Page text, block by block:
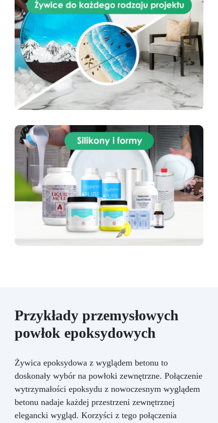
Przykłady przemysłowych
powłok epoksydowych
Żywica epoksydowa z wyglądem betonu to
doskonały wybór na powłoki zewnętrzne. Połączenie
wytrzymałości epoksydu z nowoczesnym wyglądem
betonu nadaje każdej przestrzeni zewnętrznej
elegancki wygląd. Korzyści z tego połączenia